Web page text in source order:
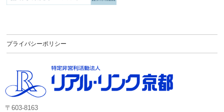
プライバシーポリシー
〒603-8163